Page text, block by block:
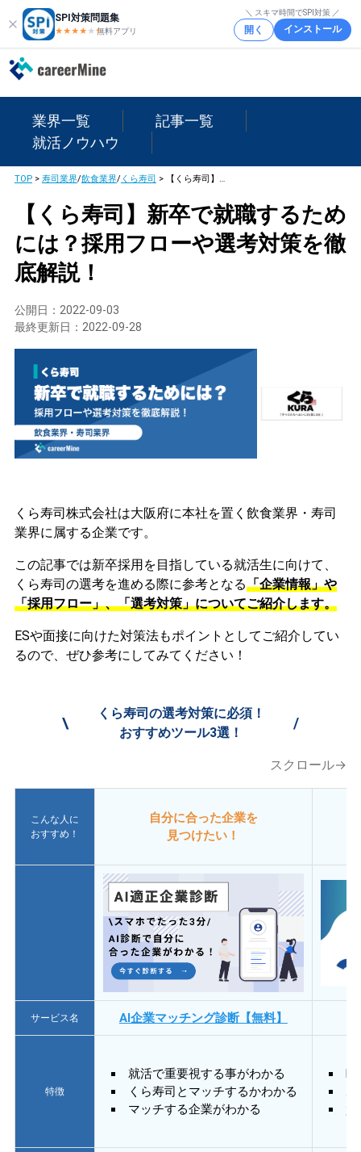
SPI対策問題集
★★★★ ★★
無料アプリ
＼ スキマ時間でSPI対策 ／
開く インストール
業界一覧
記事一覧
就活ノウハウ
TOP> 寿司業界/飲食業界/くら寿司 > 【くら寿司】新卒で就職するためには？採用フローや選考対策を徹底解説！
【くら寿司】新卒で就職するため
には？採用フローや選考対策を徹
底解説！
公開日： 2022-09-03
最終更新日： 2022-09-28
くら寿司株式会社は大阪府に本社を置く飲食業界・寿司
業界に属する企業です。
この記事では新卒採用を目指している就活生に向けて、
くら寿司の選考を進める際に参考となる「企業情報」や
「採用フロー」、「選考対策」についてご紹介します。
ESや面接に向けた対策法もポイントとしてご紹介してい
るので、ぜひ参考にしてみてください！
\
くら寿司の選考対策に必須！
おすすめツール3選！
/
スクロール→
こんな人に
おすすめ！
自分に合った企業を
見つけたい！
サービス名 AI企業マッチング診断【無料】
特徴
就活で重要視する事がわかる
くら寿司とマッチするかわかる
マッチする企業がわかる
質